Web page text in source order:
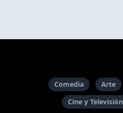
Comedia Arte
Cine y Televisión